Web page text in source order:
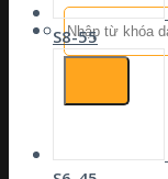
Tìm
kiếm:
S8-55